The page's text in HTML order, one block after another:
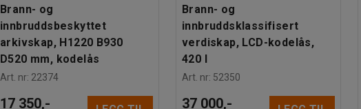
Brann- og
innbruddsbeskyttet
arkivskap, H1220 B930
D520 mm, kodelås
Art. nr: 22374
17 350,-
Brann- og
innbruddsklassifisert
verdiskap, LCD-kodelås,
420 l
Art. nr: 52350
37 000,-